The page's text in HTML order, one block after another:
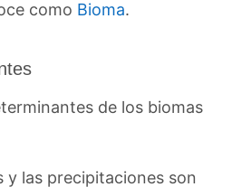
como Bioma.
de los biomas
y las precipitaciones son